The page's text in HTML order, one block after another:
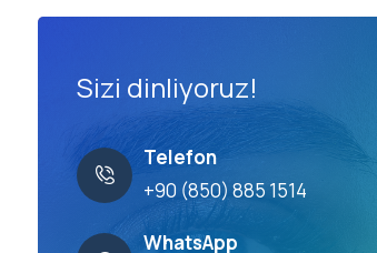
Sizi dinliyoruz!
Telefon
+90 (850) 885 1514
WhatsApp